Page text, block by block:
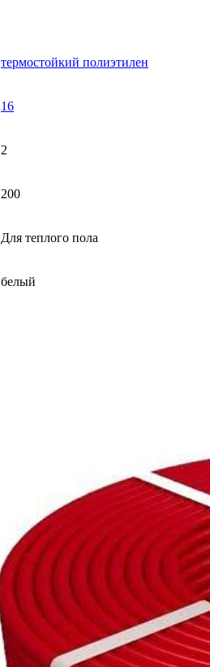
термостойкий полиэтилен
16
2
200
Для теплого пола
белый